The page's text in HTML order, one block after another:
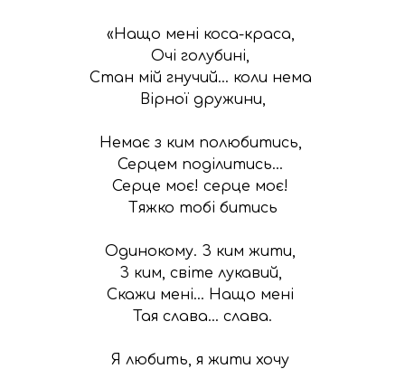
«Нащо мені коса-краса,
Очі голубині,
Стан мій гнучий... коли нема
Вірної дружини,
Немає з ким полюбитись,
Серцем поділитись...
Серце моє! серце моє!
Тяжко тобі битись
Одинокому. З ким жити,
З ким, світе лукавий,
Скажи мені... Нащо мені
Тая слава... слава.
Я любить, я жити хочу